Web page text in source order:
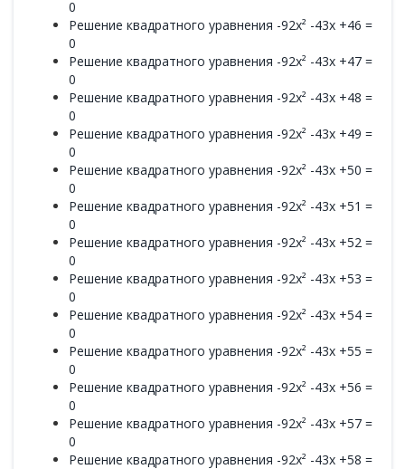
0
Решение квадратного уравнения -92x² -43x +46 =
0
Решение квадратного уравнения -92x² -43x +47 =
0
Решение квадратного уравнения -92x² -43x +48 =
0
Решение квадратного уравнения -92x² -43x +49 =
0
Решение квадратного уравнения -92x² -43x +50 =
0
Решение квадратного уравнения -92x² -43x +51 =
0
Решение квадратного уравнения -92x² -43x +52 =
0
Решение квадратного уравнения -92x² -43x +53 =
0
Решение квадратного уравнения -92x² -43x +54 =
0
Решение квадратного уравнения -92x² -43x +55 =
0
Решение квадратного уравнения -92x² -43x +56 =
0
Решение квадратного уравнения -92x² -43x +57 =
0
Решение квадратного уравнения -92x² -43x +58 =